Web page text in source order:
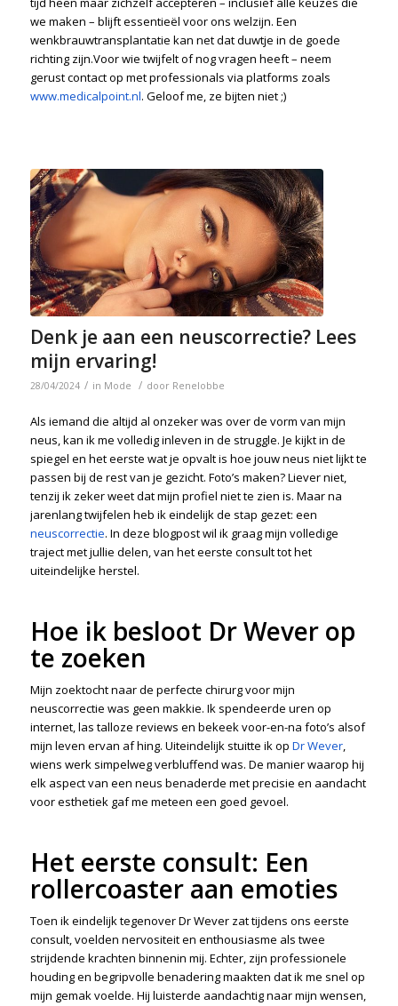
we maken – blijft essentieël voor ons welzijn. Een
wenkbrauwtransplantatie kan net dat duwtje in de goede
richting zijn.Voor wie twijfelt of nog vragen heeft – neem
gerust contact op met professionals via platforms zoals
www.medicalpoint.nl. Geloof me, ze bijten niet ;)
Denk je aan een neuscorrectie? Lees
mijn ervaring!
28/04/2024 / in Mode / door Renelobbe
Als iemand die altijd al onzeker was over de vorm van mijn
neus, kan ik me volledig inleven in de struggle. Je kijkt in de
spiegel en het eerste wat je opvalt is hoe jouw neus niet lijkt te
passen bij de rest van je gezicht. Foto’s maken? Liever niet,
tenzij ik zeker weet dat mijn profiel niet te zien is. Maar na
jarenlang twijfelen heb ik eindelijk de stap gezet: een
neuscorrectie. In deze blogpost wil ik graag mijn volledige
traject met jullie delen, van het eerste consult tot het
uiteindelijke herstel.
Hoe ik besloot Dr Wever op
te zoeken
Mijn zoektocht naar de perfecte chirurg voor mijn
neuscorrectie was geen makkie. Ik spendeerde uren op
internet, las talloze reviews en bekeek voor-en-na foto’s alsof
mijn leven ervan af hing. Uiteindelijk stuitte ik op Dr Wever,
wiens werk simpelweg verbluffend was. De manier waarop hij
elk aspect van een neus benaderde met precisie en aandacht
voor esthetiek gaf me meteen een goed gevoel.
Het eerste consult: Een
rollercoaster aan emoties
Toen ik eindelijk tegenover Dr Wever zat tijdens ons eerste
consult, voelden nervositeit en enthousiasme als twee
strijdende krachten binnenin mij. Echter, zijn professionele
houding en begripvolle benadering maakten dat ik me snel op
mijn gemak voelde. Hij luisterde aandachtig naar mijn wensen,